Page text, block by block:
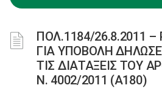
ΠΟΛ.1184/26.8.2011 –
ΓΙΑ ΥΠΟΒΟΛΗ
ΤΙΣ ΔΙΑΤΑΞΕΙΣ ΤΟΥ
Ν. 4002/2011 (Α180)